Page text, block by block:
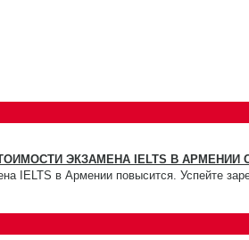
ЭКЗАМЕНА IELTS В АРМЕНИИ
IELTS в Армении повысится. Успейте